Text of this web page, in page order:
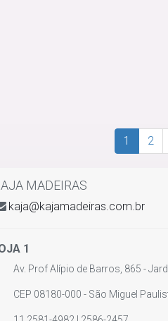
1 2
MADEIRAS
kaja@kajamadeiras.com.br
1
Av. Prof Alípio de Barros, 865 -
CEP 08180-000 - São Miguel